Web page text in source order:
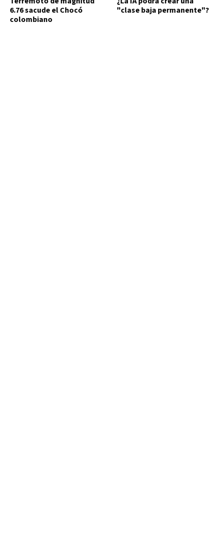
6.76 sacude el Chocó
colombiano
"clase baja permanente"?